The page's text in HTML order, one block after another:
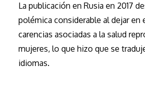
La publicación en Rusia en 2017
polémica considerable al dejar en
carencias asociadas a la salud
mujeres, lo que hizo que se
idiomas.